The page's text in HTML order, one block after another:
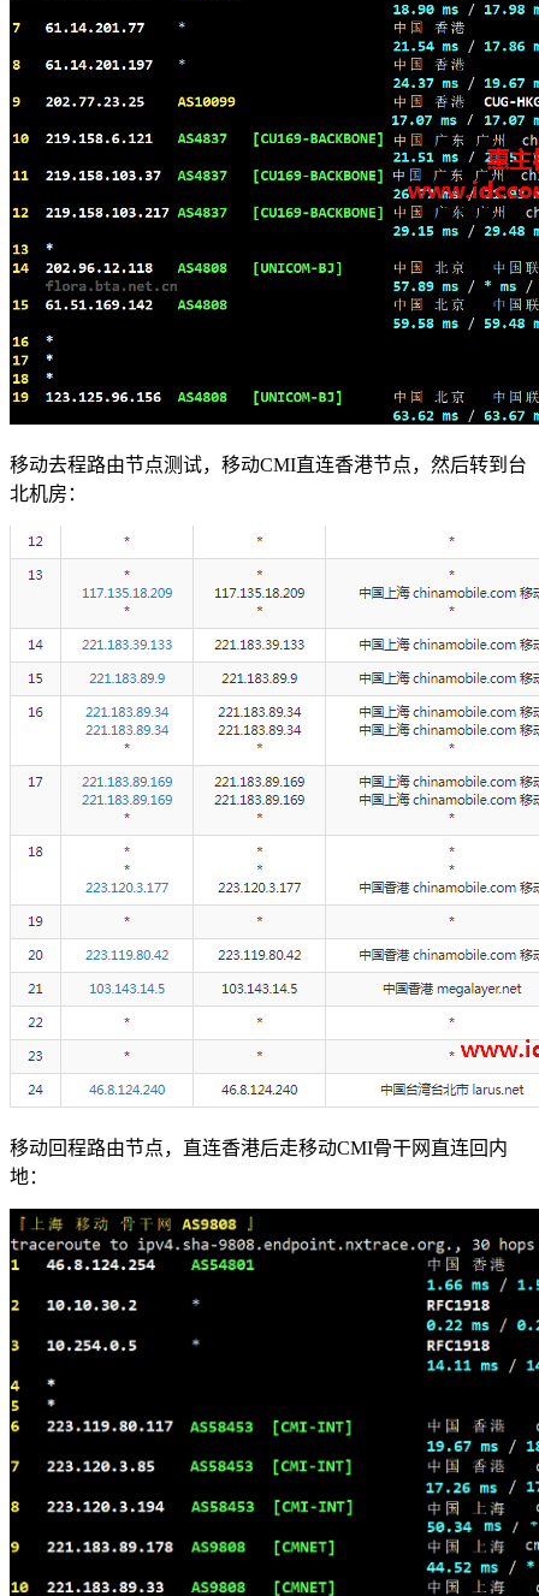
移动去程路由节点测试，移动CMI直连香港节点，然后转到台
北机房：
移动回程路由节点，直连香港后走移动CMI骨干网直连回内
地：